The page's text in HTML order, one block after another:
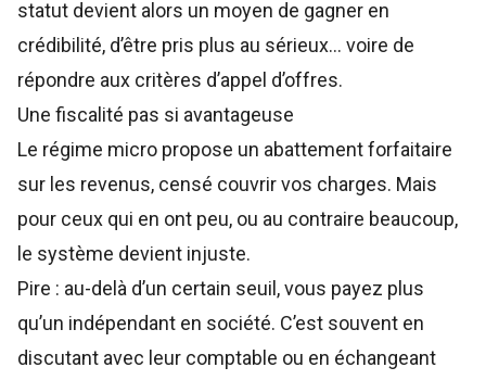
statut devient alors un moyen de gagner en
crédibilité, d’être pris plus au sérieux… voire de
répondre aux critères d’appel d’offres.
Une fiscalité pas si avantageuse
Le régime micro propose un abattement forfaitaire
sur les revenus, censé couvrir vos charges. Mais
pour ceux qui en ont peu, ou au contraire beaucoup,
le système devient injuste.
Pire : au-delà d’un certain seuil, vous payez plus
qu’un indépendant en société. C’est souvent en
discutant avec leur comptable ou en échangeant